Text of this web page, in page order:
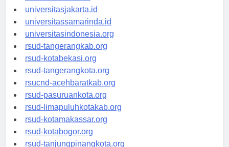
universitassalor.id
universitasjakarta.id
universitassamarinda.id
universitasindonesia.org
rsud-tangerangkab.org
rsud-kotabekasi.org
rsud-tangerangkota.org
rsucnd-acehbaratkab.org
rsud-pasuruankota.org
rsud-limapuluhkotakab.org
rsud-kotamakassar.org
rsud-kotabogor.org